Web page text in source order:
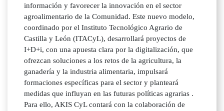
información y favorecer la innovación en el sector
agroalimentario de la Comunidad. Este nuevo modelo,
coordinado por el Instituto Tecnológico Agrario de
Castilla y León (ITACyL), desarrollará proyectos de
I+D+i, con una apuesta clara por la digitalización, que
ofrezcan soluciones a los retos de la agricultura, la
ganadería y la industria alimentaria, impulsará
formaciones específicas para el sector y planteará
medidas que influyan en las futuras políticas agrarias .
Para ello, AKIS CyL contará con la colaboración de